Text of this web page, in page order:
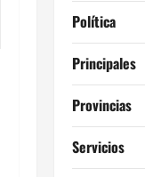
Política
Principales
Provincias
Servicios